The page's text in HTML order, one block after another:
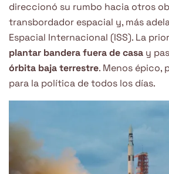
direccionó su rumbo hacia otros
transbordador espacial y, más
Espacial Internacional (ISS). La
plantar bandera fuera de casa y
órbita baja terrestre. Menos épico,
para la política de todos los días.